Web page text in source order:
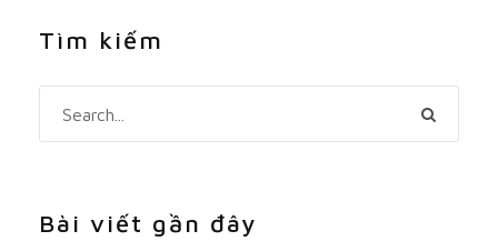
Tìm kiếm
Bài viết gần đây